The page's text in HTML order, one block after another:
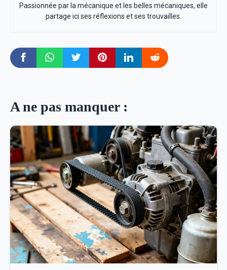
Passionnée par la mécanique et les belles mécaniques, elle
partage ici ses réflexions et ses trouvailles.
A ne pas manquer :